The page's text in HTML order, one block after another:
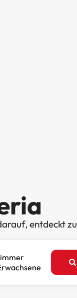
entdeckt zu